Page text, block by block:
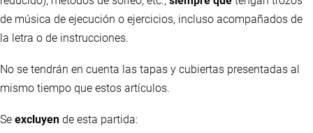
de música de ejecución o ejercicios, incluso acompañados de
la letra o de instrucciones.
No se tendrán en cuenta las tapas y cubiertas presentadas al
mismo tiempo que estos artículos.
Se excluyen de esta partida: